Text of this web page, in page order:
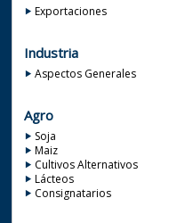
Exportaciones
Industria
Aspectos Generales
Agro
Soja
Maiz
Cultivos Alternativos
Lácteos
Consignatarios